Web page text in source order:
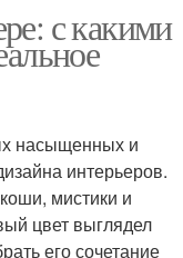
с какими
насыщенных и
интерьеров.
мистики и
цвет выглядел
его сочетание